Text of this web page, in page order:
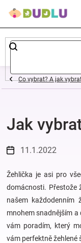
Dětské
a
oblečení
Pokojíček
a
kojenecká
výbava
Co vybrat? A jak
Jak
11.1.2022
Žehlička je asi pro
domácnosti. Přestože
našem každodenním
mnohem snadnějším
vám poradím, který
vám perfektně žehlené